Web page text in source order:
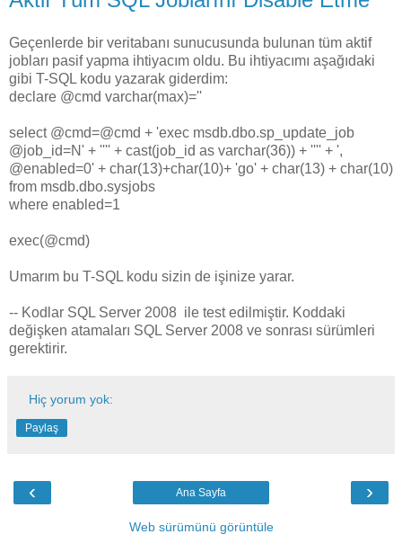
Geçenlerde bir veritabanı sunucusunda bulunan tüm aktif
jobları pasif yapma ihtiyacım oldu. Bu ihtiyacımı aşağıdaki
gibi T-SQL kodu yazarak giderdim:
declare @cmd varchar(max)=''
select @cmd=@cmd + 'exec msdb.dbo.sp_update_job
@job_id=N' + '''' + cast(job_id as varchar(36)) + '''' + ',
@enabled=0' + char(13)+char(10)+ 'go' + char(13) + char(10)
from msdb.dbo.sysjobs
where enabled=1
exec(@cmd)
Umarım bu T-SQL kodu sizin de işinize yarar.
-- Kodlar SQL Server 2008 ile test edilmiştir. Koddaki
değişken atamaları SQL Server 2008 ve sonrası sürümleri
gerektirir.
Hiç yorum yok:
Paylaş
‹ ›
Ana Sayfa
Web sürümünü görüntüle